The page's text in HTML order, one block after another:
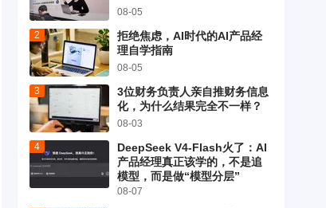
08-05
拒绝焦虑，AI时代的AI产品经
理自学指南
08-05
3位财务负责人亲自推财务信息
化，为什么结果完全不一样？
08-03
DeepSeek V4-Flash火了：AI
产品经理真正该学的，不是追
模型，而是做“模型分层”
08-07